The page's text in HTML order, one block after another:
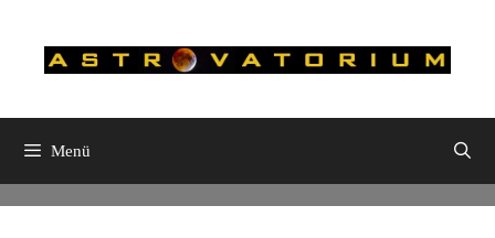
springen
Menü